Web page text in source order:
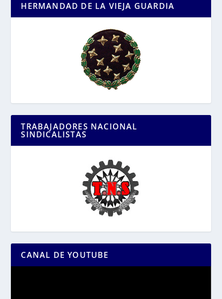
HERMANDAD DE LA VIEJA GUARDIA
TRABAJADORES NACIONAL
SINDICALISTAS
CANAL DE YOUTUBE